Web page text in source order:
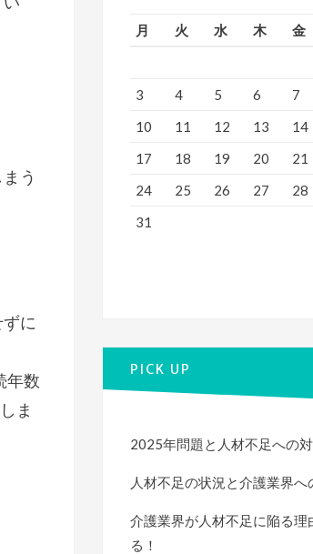
う
に
年数
ま
月 火 水 木 金
3
4 5 6 7
10
11 12 13 14
17
18 19 20 21
24
25 26 27 28
31
PICK UP
2025年問題と人材不足への
人材不足の状況と介護業界へ
介護業界が人材不足に陥る理
る！